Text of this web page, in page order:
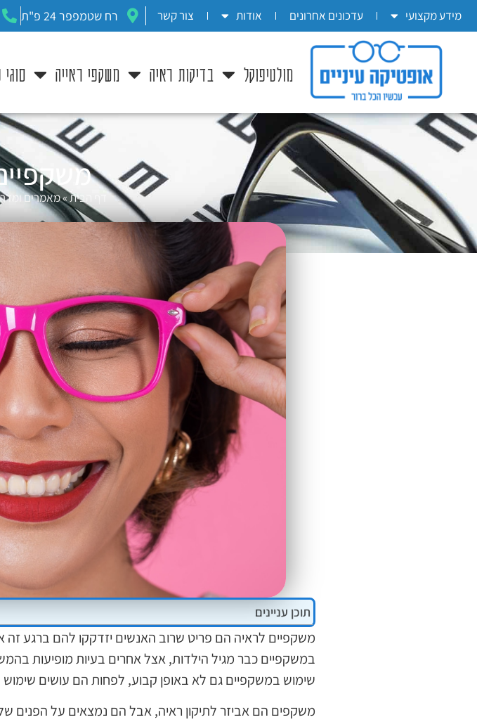
בְּאֲתָר
זֶה
מֻפְעֶלֶת
"המרכז
הישראלי
לְהַנְגָּשָׁת
אָתָרִים".
לִנְגִישׁוּת
הָאֲתָר.
לִפְתִיחַת
מידע מקצועי עדכונים אחרונים אודות צור קשר רח שטמפפר 24 פ"ת
מולטיפוקל בדיקות ראיה משקפי ראייה
דף הבית»מאמרים
תוכן עניינים
משקפיים לראיה הם פריט שרוב האנשים יזדקקו להם ברגע זה
שימוש במשקפיים גם לא באופן קבוע, לפחות הם עושים
משקפים הם אביזר לתיקון ראיה, אבל הם נמצאים על הפנים